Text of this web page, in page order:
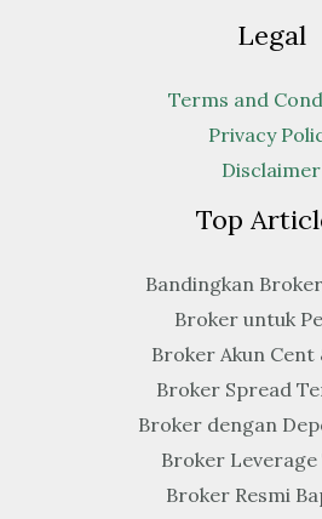
Legal
Terms and
Privacy
Disclaimer
Top
Bandingkan
Broker untuk
Broker Akun Cent
Broker Spread
Broker dengan
Broker
Broker Resmi